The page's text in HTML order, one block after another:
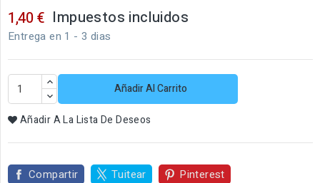
1,40 € Impuestos incluidos
Entrega en 1 - 3 dias
Añadir Al Carrito
Añadir A La Lista De Deseos
Compartir Tuitear Pinterest